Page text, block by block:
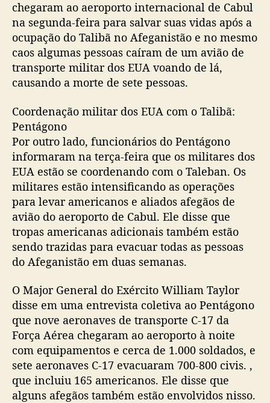
chegaram ao aeroporto internacional de Cabul
na segunda-feira para salvar suas vidas após a
ocupação do Talibã no Afeganistão e no mesmo
caos algumas pessoas caíram de um avião de
transporte militar dos EUA voando de lá,
causando a morte de sete pessoas.
Coordenação militar dos EUA com o Talibã:
Pentágono
Por outro lado, funcionários do Pentágono
informaram na terça-feira que os militares dos
EUA estão se coordenando com o Taleban. Os
militares estão intensificando as operações
para levar americanos e aliados afegãos de
avião do aeroporto de Cabul. Ele disse que
tropas americanas adicionais também estão
sendo trazidas para evacuar todas as pessoas
do Afeganistão em duas semanas.
O Major General do Exército William Taylor
disse em uma entrevista coletiva ao Pentágono
que nove aeronaves de transporte C-17 da
Força Aérea chegaram ao aeroporto à noite
com equipamentos e cerca de 1.000 soldados, e
sete aeronaves C-17 evacuaram 700-800 civis. ,
que incluiu 165 americanos. Ele disse que
alguns afegãos também estão envolvidos nisso.